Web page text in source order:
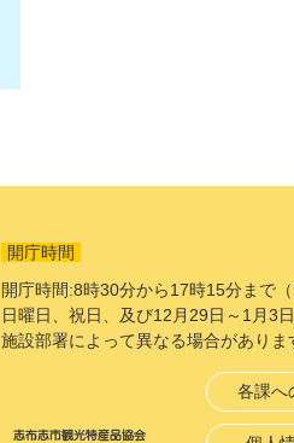
開庁時間
開庁時間:8時30分から17時15分まで（
日曜日、祝日、及び12月29日～1月3日
施設部署によって異なる場合がありま
各課へ